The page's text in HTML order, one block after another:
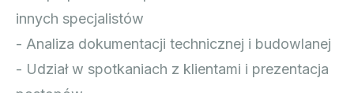
innych specjalistów
- Analiza dokumentacji technicznej i budowlanej
- Udział w spotkaniach z klientami i prezentacja